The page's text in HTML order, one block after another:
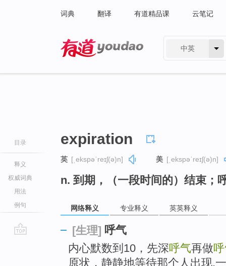
词典 翻译 有道精品课 云笔记
中英
目录
释义
权威词典
用法
例句
expiration
英 [ˌekspəˈreɪʃ(ə)n] 美 [ˌekspəˈreɪʃ(ə)n]
n. 到期，（一段时间的）结束；
网络释义 专业释义 英英释义
[生理] 呼气
内心默数到10，先深呼气再做
原状，静静地等待那个人出现,